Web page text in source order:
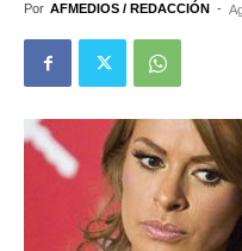
Por AFMEDIOS / REDACCIÓN -